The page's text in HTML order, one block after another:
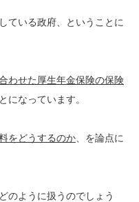
ている政府、ということに
わせた厚生年金保険の保険
になっています。
をどうするのか 、を論点に
のように扱うのでしょう